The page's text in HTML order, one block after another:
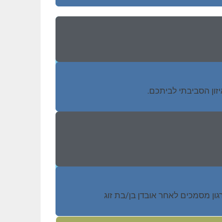
הסביבתי לביתכם.
מסמכים לאחר אובדן בן/בת זוג